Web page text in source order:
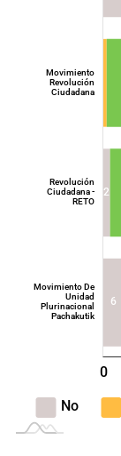
6
2
Movimiento De
Unidad
Plurinacional
Pachakutik
Revolución
Ciudadana -
RETO
Movimiento
Revolución
Ciudadana
-40
-20
0
100
No